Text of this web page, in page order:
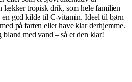
lækker tropisk drik, som hele familien
god kilde til C-vitamin. Ideel til børn
på farten eller have klar derhjemme.
med vand – så er den klar!